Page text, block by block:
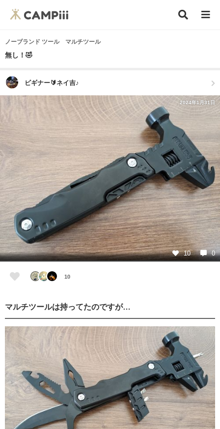
ノーブランド ツール マルチツール
無し！🤣
ビギナー🔰ネイ吉♪
2024年1月31日
10 0
10
マルチツールは持ってたのですが…